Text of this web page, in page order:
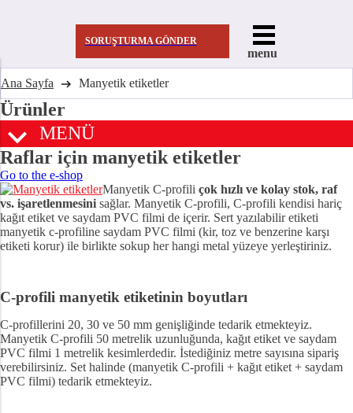
SORUŞTURMA GÖNDER
menu
Ana Sayfa Manyetik etiketler
Ürünler
MENÜ
Raflar için manyetik etiketler
Go to the e-shop
Manyetik C-profili çok hızlı ve kolay stok, raf
vs. işaretlenmesini sağlar. Manyetik C-profili, C-profili kendisi hariç
kağıt etiket ve saydam PVC filmi de içerir. Sert yazılabilir etiketi
manyetik c-profiline saydam PVC filmi (kir, toz ve benzerine karşı
etiketi korur) ile birlikte sokup her hangi metal yüzeye yerleştiriniz.
C-profili manyetik etiketinin boyutları
C-profillerini 20, 30 ve 50 mm genişliğinde tedarik etmekteyiz.
Manyetik C-profili 50 metrelik uzunluğunda, kağıt etiket ve saydam
PVC filmi 1 metrelik kesimlerdedir. İstediğiniz metre sayısına sipariş
verebilirsiniz. Set halinde (manyetik C-profili + kağıt etiket + saydam
PVC filmi) tedarik etmekteyiz.